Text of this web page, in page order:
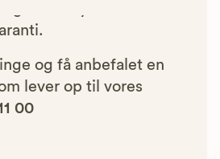
kan tilbyde vores
og få anbefalet en
lever op til vores
00